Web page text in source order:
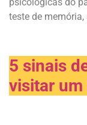
teste de
5 sinais
visitar